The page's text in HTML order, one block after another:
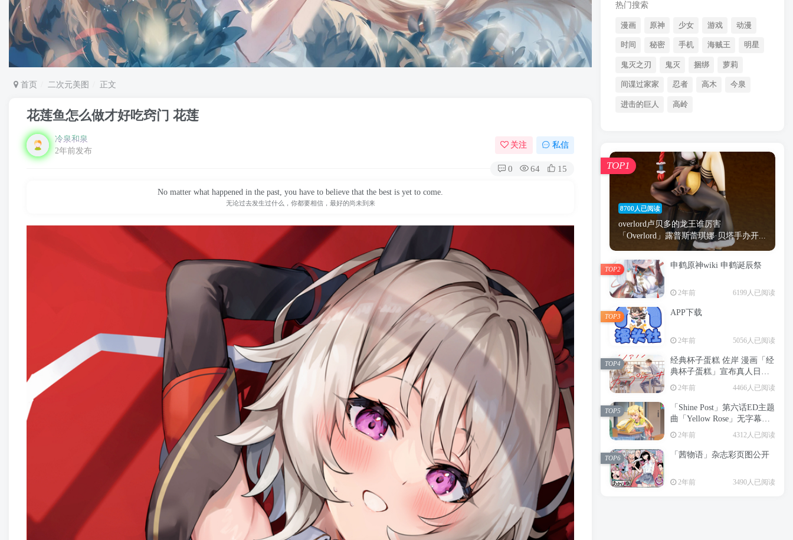
首页 二次元美图 正文
花莲鱼怎么做才好吃窍门 花莲
冷泉和泉
2年前发布
关注 私信
0 64 15
No matter what happened in the past, you have to believe that the best is yet to come.
无论过去发生过什么，你都要相信，最好的尚未到来
热门搜索
漫画 原神 少女 游戏 动漫
时间 秘密 手机 海贼王 明星
鬼灭之刃 鬼灭 捆绑 萝莉
间谍过家家 忍者 高木 今泉
进击的巨人 高岭
8700人已阅读
overlord卢贝多的龙王谁厉害
「Overlord」露普斯蕾琪娜·贝塔手办开...
TOP1
申鹤原神wiki 申鹤诞辰祭
2年前 6199人已阅读
TOP2
APP下载
2年前 5056人已阅读
TOP3
经典杯子蛋糕 佐岸 漫画「经
典杯子蛋糕」宣布真人日剧
化
2年前 4466人已阅读
TOP4
「Shine Post」第六话ED主题
曲「Yellow Rose」无字幕MV
公开
2年前 4312人已阅读
TOP5
「茜物语」杂志彩页图公开
2年前 3490人已阅读
TOP6
时间 秘密 手机 海贼王
鬼灭 捆绑 萝莉
间谍过家家 忍者 高木
进击的巨人 高岭
8700人已阅读
overlord卢贝多的龙王谁厉害
「Overlord」露普斯蕾琪娜·贝塔手办开...
TOP1
申鹤原神wiki 申鹤诞辰祭
2年前 6199人已阅读
TOP2
APP下载
2年前 5056人已阅读
TOP3
经典杯子蛋糕 佐岸 漫画「经
典杯子蛋糕」宣布真人日剧
TOP4